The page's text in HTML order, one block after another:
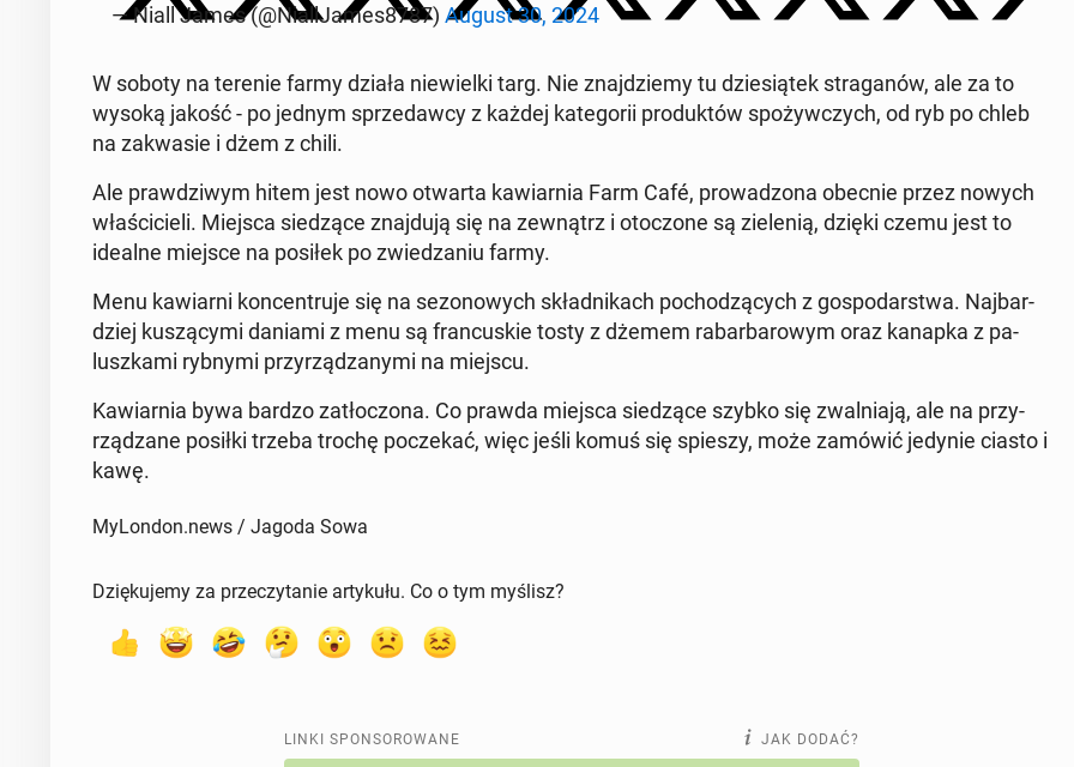
— Niall James (@Nial­l­Ja­mes8787) August 30, 2024
W soboty na terenie farmy działa nie­wiel­ki targ. Nie znaj­dzie­my tu dzie­sią­tek stra­ga­nów, ale za to
wysoką jakość - po jednym sprze­daw­cy z każdej ka­te­go­rii pro­duk­tów spo­żyw­czych, od ryb po chleb
na za­kwa­sie i dżem z chili.
Ale praw­dzi­wym hitem jest nowo otwarta ka­wiar­nia Farm Café, pro­wa­dzo­na obecnie przez nowych
wła­ści­cie­li. Miejsca sie­dzą­ce znaj­du­ją się na ze­wnątrz i oto­czo­ne są zie­le­nią, dzięki czemu jest to
idealne miejsce na posiłek po zwie­dza­niu farmy.
Menu ka­wiar­ni kon­cen­tru­je się na se­zo­no­wych skład­ni­kach po­cho­dzą­cych z go­spo­dar­stwa. Naj­bar­
dziej ku­szą­cy­mi daniami z menu są fran­cu­skie tosty z dżemem ra­bar­ba­ro­wym oraz kanapka z pa­
lusz­ka­mi rybnymi przy­rzą­dza­ny­mi na miejscu.
Ka­wiar­nia bywa bardzo za­tło­czo­na. Co prawda miejsca sie­dzą­ce szybko się zwal­nia­ją, ale na przy­
rzą­dza­ne posiłki trzeba trochę po­cze­kać, więc jeśli komuś się spieszy, może zamówić jedynie ciasto i
kawę.
MyLondon.news / Jagoda Sowa
Dziękujemy za przeczytanie artykułu. Co o tym myślisz?
LINKI SPONSOROWANE JAK DODAĆ?